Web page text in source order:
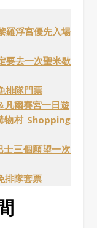
羅浮宮優先入場
要去一次聖米歇
排隊門票
凡爾賽宮一日遊
物村 Shopping
三個願望一次
排隊套票